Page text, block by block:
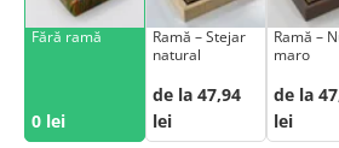
Fără ramă
0 lei
Ramă – Stejar
natural
de la 47,94
lei
Ramă –
maro
de la
lei